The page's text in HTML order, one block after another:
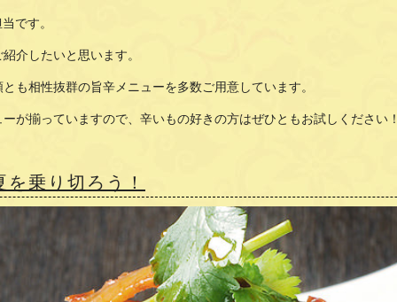
です。
介したいと思います。
も相性抜群の旨辛メニューを多数ご用意しています。
が揃っていますので、辛いもの好きの方はぜひともお試しください
乗り切ろう！